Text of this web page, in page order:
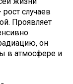
случаев
Проявляет
он
в атмосфере и